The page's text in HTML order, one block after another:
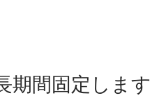
期間固定します